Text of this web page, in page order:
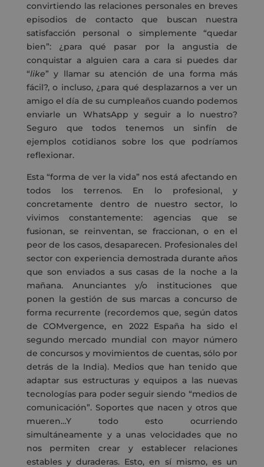
convirtiendo las relaciones personales en breves
episodios de contacto que buscan nuestra
satisfacción personal o simplemente “quedar
bien”: ¿para qué pasar por la angustia de
conquistar a alguien cara a cara si puedes dar
“like” y llamar su atención de una forma más
fácil?, o incluso, ¿para qué desplazarnos a ver un
amigo el día de su cumpleaños cuando podemos
enviarle un WhatsApp y seguir a lo nuestro?
Seguro que todos tenemos un sinfín de
ejemplos cotidianos sobre los que podríamos
reflexionar.
Esta “forma de ver la vida” nos está afectando en
todos los terrenos. En lo profesional, y
concretamente dentro de nuestro sector, lo
vivimos constantemente: agencias que se
fusionan, se reinventan, se fraccionan, o en el
peor de los casos, desaparecen. Profesionales del
sector con experiencia demostrada durante años
que son enviados a sus casas de la noche a la
mañana. Anunciantes y/o instituciones que
ponen la gestión de sus marcas a concurso de
forma recurrente (recordemos que, según datos
de COMvergence, en 2022 España ha sido el
segundo mercado mundial con mayor número
de concursos y movimientos de cuentas, sólo por
detrás de la India). Medios que han tenido que
adaptar sus estructuras y equipos a las nuevas
tecnologías para poder seguir siendo “medios de
comunicación”. Soportes que nacen y otros que
mueren…Y todo esto ocurriendo
simultáneamente y a unas velocidades que no
nos permiten crear y establecer relaciones
estables y duraderas. Esto, en sí mismo, es un